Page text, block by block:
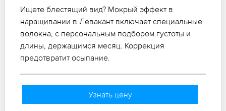
Ищете блестящий вид? Мокрый эффект в
наращивании в Левакант включает специальные
волокна, с персональным подбором густоты и
длины, держащимся месяц. Коррекция
предотвратит осыпание.
Узнать цену